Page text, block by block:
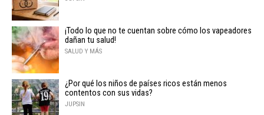
¡Todo lo que no te cuentan sobre cómo los vapeadores
dañan tu salud!
SALUD Y MÁS
¿Por qué los niños de países ricos están menos
contentos con sus vidas?
JUPSIN